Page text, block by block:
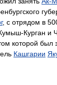
, с отрядом в
Курган и
которой был
Кашгарии